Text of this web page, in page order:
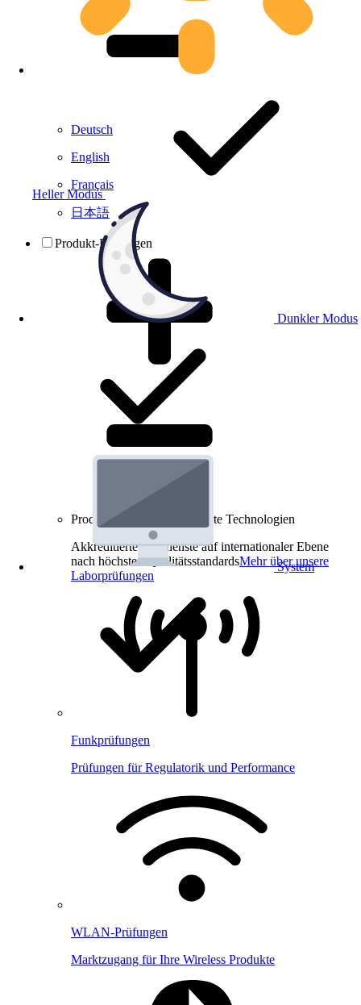
Heller Modus
Dunkler Modus
System
Deutsch
English
Français
日本語
Produkt-Prüfungen
Produkt-Prüfungen für smarte Technologien
Akkreditierte Prüfdienste auf internationaler Ebene
nach höchsten QualitätsstandardsMehr über unsere
Laborprüfungen
Funkprüfungen
Prüfungen für Regulatorik und Performance
WLAN-Prüfungen
Marktzugang für Ihre Wireless Produkte